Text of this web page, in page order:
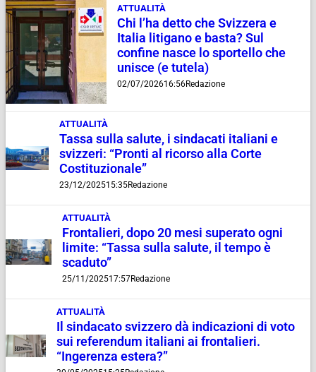
ATTUALITÀ
Chi l’ha detto che Svizzera e
Italia litigano e basta? Sul
confine nasce lo sportello che
unisce (e tutela)
02/07/202616:56Redazione
ATTUALITÀ
Tassa sulla salute, i sindacati italiani e
svizzeri: “Pronti al ricorso alla Corte
Costituzionale”
23/12/202515:35Redazione
ATTUALITÀ
Frontalieri, dopo 20 mesi superato ogni
limite: “Tassa sulla salute, il tempo è
scaduto”
25/11/202517:57Redazione
ATTUALITÀ
Il sindacato svizzero dà indicazioni di voto
sui referendum italiani ai frontalieri.
“Ingerenza estera?”